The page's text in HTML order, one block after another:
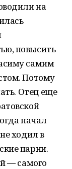
на
повысить
самим
Потому
Отец еще
начал
ходил в
парни.
— самого